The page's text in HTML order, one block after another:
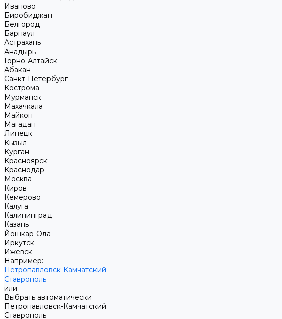
Иваново
Биробиджан
Белгород
Барнаул
Астрахань
Анадырь
Горно-Алтайск
Абакан
Санкт-Петербург
Кострома
Мурманск
Махачкала
Майкоп
Магадан
Липецк
Кызыл
Курган
Красноярск
Краснодар
Москва
Киров
Кемерово
Калуга
Калининград
Казань
Йошкар-Ола
Иркутск
Ижевск
Например:
Петропавловск-Камчатский
Ставрополь
или
Выбрать автоматически
Петропавловск-Камчатский
Ставрополь